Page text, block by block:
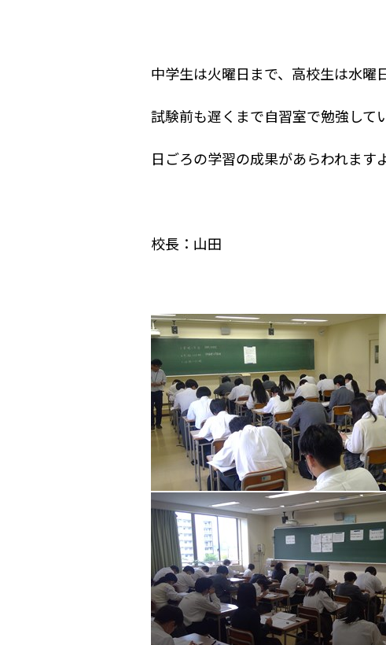
中学生は火曜日まで、高校生は水曜
試験前も遅くまで自習室で勉強して
日ごろの学習の成果があらわれます
校長：山田